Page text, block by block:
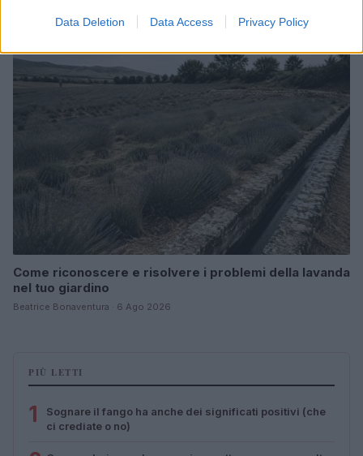
Data Deletion Data Access Privacy Policy
Come riconoscere e risolvere i problemi della lavanda
nel tuo giardino
Beatrice Bonaventura · 6 Ago 2026
PIÙ LETTI
1
Sognare il fango ha anche dei significati positivi (che
ci crediate o no)